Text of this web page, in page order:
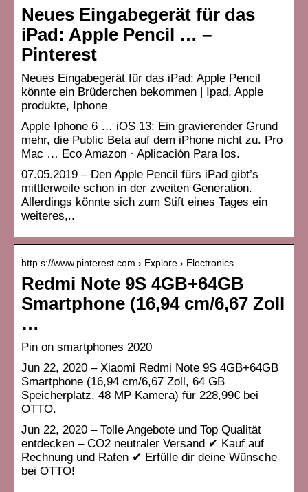
Neues Eingabegerät für das
iPad: Apple Pencil … –
Pinterest
Neues Eingabegerät für das iPad: Apple Pencil
könnte ein Brüderchen bekommen | Ipad, Apple
produkte, Iphone
Apple Iphone 6 … iOS 13: Ein gravierender Grund
mehr, die Public Beta auf dem iPhone nicht zu. Pro
Mac … Eco Amazon · Aplicación Para Ios.
07.05.2019 – Den Apple Pencil fürs iPad gibt’s
mittlerweile schon in der zweiten Generation.
Allerdings könnte sich zum Stift eines Tages ein
weiteres,..
http s://www.pinterest.com › Explore › Electronics
Redmi Note 9S 4GB+64GB
Smartphone (16,94 cm/6,67 Zoll
…
Pin on smartphones 2020
Jun 22, 2020 – Xiaomi Redmi Note 9S 4GB+64GB
Smartphone (16,94 cm/6,67 Zoll, 64 GB
Speicherplatz, 48 MP Kamera) für 228,99€ bei
OTTO.
Jun 22, 2020 – Tolle Angebote und Top Qualität
entdecken – CO2 neutraler Versand ✔ Kauf auf
Rechnung und Raten ✔ Erfülle dir deine Wünsche
bei OTTO!